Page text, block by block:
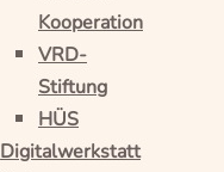
Kooperation
VRD-
Stiftung
HÜS
Digitalwerkstatt